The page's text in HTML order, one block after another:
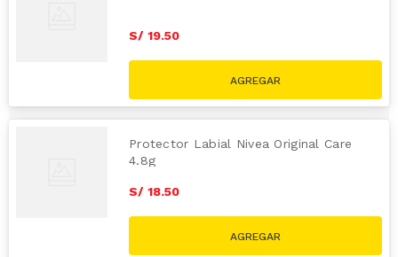
S/ 19.50
Protector Labial Nivea Original Care
4.8g
S/ 18.50